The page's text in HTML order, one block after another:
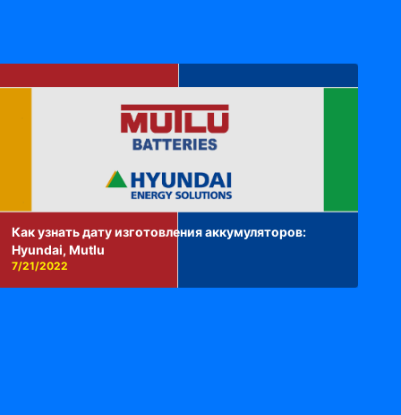
Как узнать дату изготовления аккумуляторов:
Hyundai, Mutlu
7/21/2022